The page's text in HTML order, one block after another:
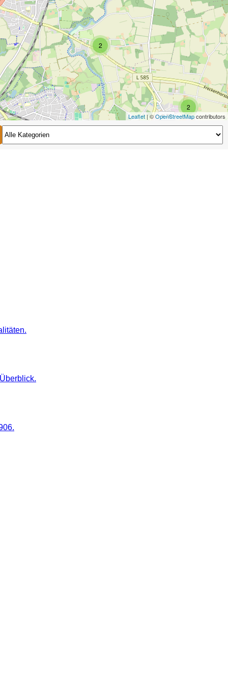
2
2
2
Leaflet| ©OpenStreetMapcontributors